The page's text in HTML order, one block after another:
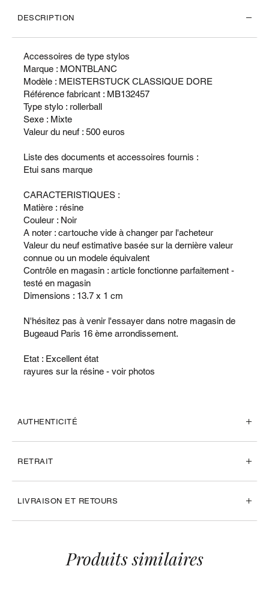
DESCRIPTION
Accessoires de type stylos
Marque : MONTBLANC
Modèle : MEISTERSTUCK CLASSIQUE DORE
Référence fabricant : MB132457
Type stylo : rollerball
Sexe : Mixte
Valeur du neuf : 500 euros
Liste des documents et accessoires fournis :
Etui sans marque
CARACTERISTIQUES :
Matière : résine
Couleur : Noir
A noter : cartouche vide à changer par l'acheteur
Valeur du neuf estimative basée sur la dernière valeur
connue ou un modele équivalent
Contrôle en magasin : article fonctionne parfaitement -
testé en magasin
Dimensions : 13.7 x 1 cm
N'hésitez pas à venir l'essayer dans notre magasin de
Bugeaud Paris 16 ème arrondissement.
Etat : Excellent état
rayures sur la résine - voir photos
AUTHENTICITÉ
RETRAIT
LIVRAISON ET RETOURS
Produits similaires